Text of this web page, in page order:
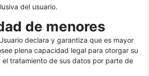
del usuario.
de menores
declara y garantiza que es mayor
plena capacidad legal para otorgar su
el tratamiento de sus datos por parte de